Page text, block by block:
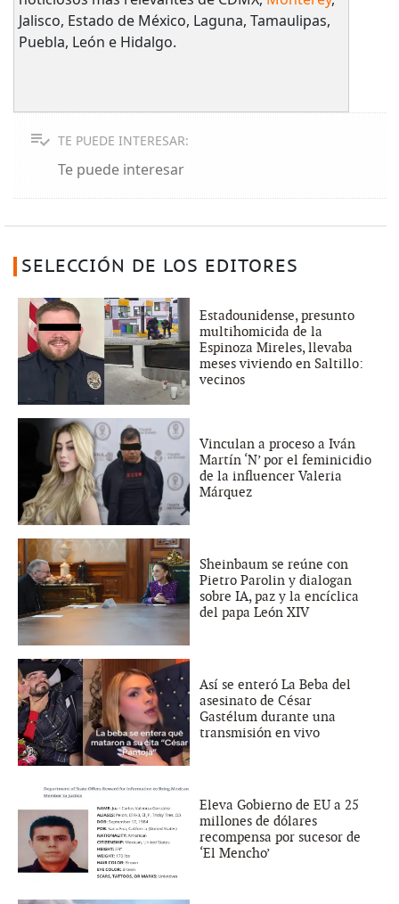
Jalisco, Estado de México, Laguna, Tamaulipas,
Puebla, León e Hidalgo.
TE PUEDE INTERESAR:
Te puede interesar
SELECCIÓN DE LOS EDITORES
Estadounidense, presunto
multihomicida de la
Espinoza Mireles, llevaba
meses viviendo en Saltillo:
vecinos
Vinculan a proceso a Iván
Martín ‘N’ por el feminicidio
de la influencer Valeria
Márquez
Sheinbaum se reúne con
Pietro Parolin y dialogan
sobre IA, paz y la encíclica
del papa León XIV
Así se enteró La Beba del
asesinato de César
Gastélum durante una
transmisión en vivo
Eleva Gobierno de EU a 25
millones de dólares
recompensa por sucesor de
‘El Mencho’